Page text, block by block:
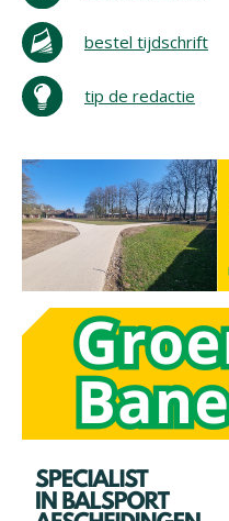
bestel tijdschrift
tip de redactie